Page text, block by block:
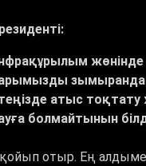
жөнінде
атыс
болмайтынын
отыр. Ең